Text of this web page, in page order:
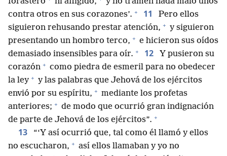
contra otros en sus corazones’. + 11
Pero ellos
siguieron rehusando prestar atención, + y siguieron
presentando un hombro terco, + e hicieron sus oídos
demasiado insensibles para oír. + 12
Y pusieron su
corazón + como piedra de esmeril para no obedecer
la ley + y las palabras que Jehová de los ejércitos
envió por su espíritu, + mediante los profetas
anteriores; + de modo que ocurrió gran indignación
de parte de Jehová de los ejércitos”. +
13
“‘Y así ocurrió que, tal como él llamó y ellos
no escucharon, + así ellos llamaban y yo no